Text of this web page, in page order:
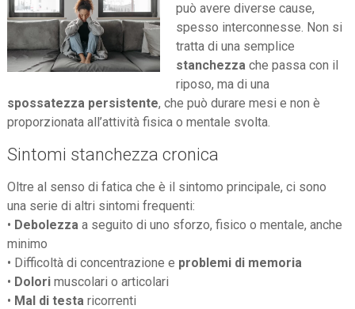
può avere diverse cause,
spesso interconnesse. Non si
tratta di una semplice
stanchezza che passa con il
riposo, ma di una
spossatezza persistente, che può durare mesi e non è
proporzionata all’attività fisica o mentale svolta.
Sintomi stanchezza cronica
Oltre al senso di fatica che è il sintomo principale, ci sono
una serie di altri sintomi frequenti:
• Debolezzaa seguito di uno sforzo, fisico o mentale, anche
minimo
• Difficoltà di concentrazione e problemi di memoria
• Dolorimuscolari o articolari
• Mal di testaricorrenti